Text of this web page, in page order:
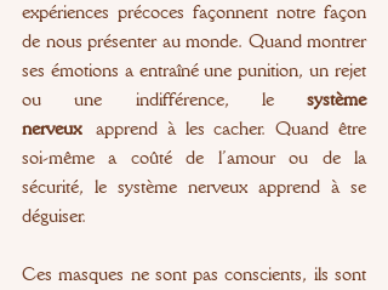
expériences précoces façonnent notre façon
de nous présenter au monde. Quand montrer
ses émotions a entraîné une punition, un rejet
ou une indifférence, le système
nerveux apprend à les cacher. Quand être
soi-même a coûté de l’amour ou de la
sécurité, le système nerveux apprend à se
déguiser.
Ces masques ne sont pas conscients, ils sont